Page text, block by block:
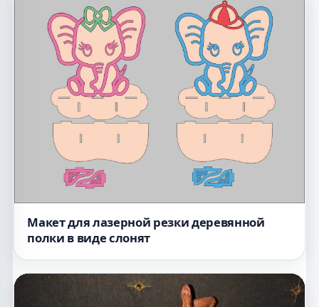
Макет для лазерной резки деревянной
полки в виде слонят